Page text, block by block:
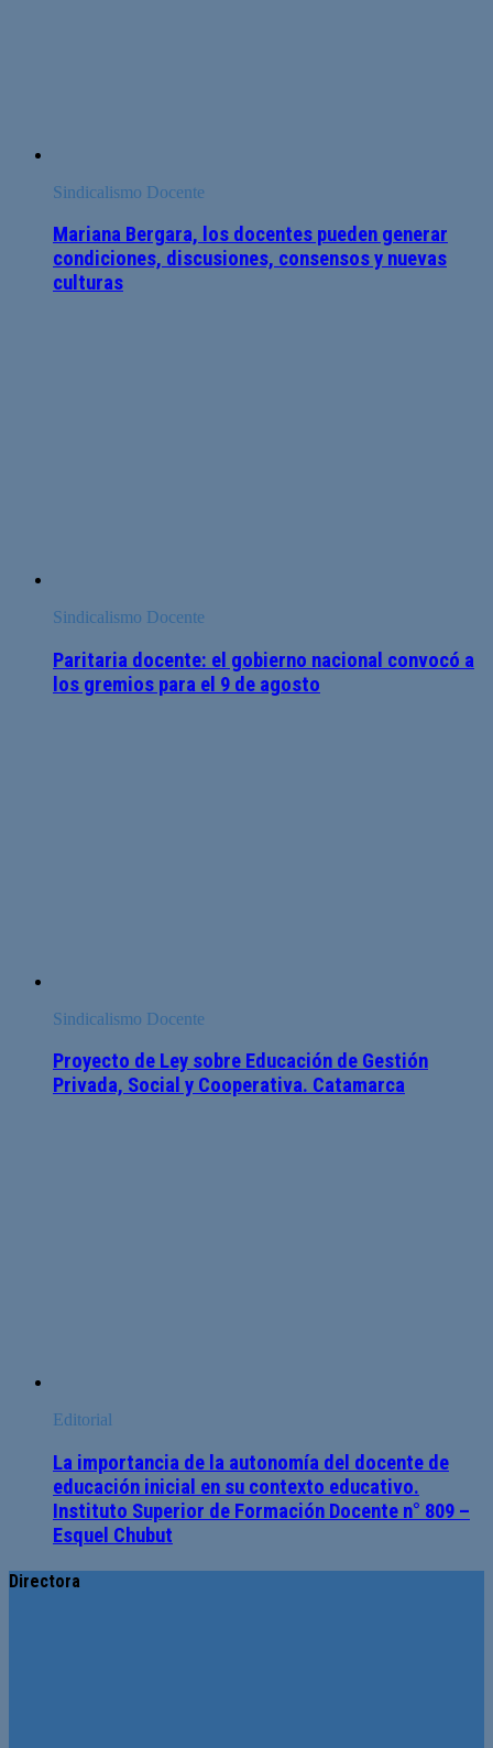
Sindicalismo Docente
Mariana Bergara, los docentes pueden generar
condiciones, discusiones, consensos y nuevas
culturas
Sindicalismo Docente
Paritaria docente: el gobierno nacional convocó a
los gremios para el 9 de agosto
Sindicalismo Docente
Proyecto de Ley sobre Educación de Gestión
Privada, Social y Cooperativa. Catamarca
Editorial
La importancia de la autonomía del docente de
educación inicial en su contexto educativo.
Instituto Superior de Formación Docente n° 809 –
Esquel Chubut
Directora